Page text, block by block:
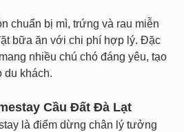
chuẩn bị mì, trứng và rau miễn
bữa ăn với chi phí hợp lý. Đặc
nhiều chú chó đáng yêu, tạo
du khách.
Cầu Đất Đà Lạt
là điểm dừng chân lý tưởng